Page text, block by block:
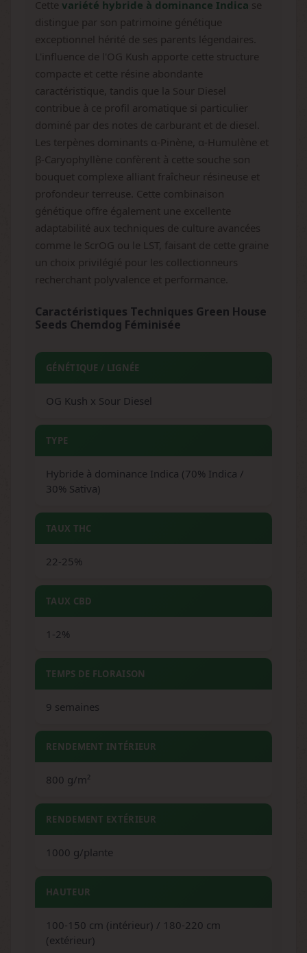
Cette variété hybride à dominance Indica se
distingue par son patrimoine génétique
exceptionnel hérité de ses parents légendaires.
L'influence de l'OG Kush apporte cette structure
compacte et cette résine abondante
caractéristique, tandis que la Sour Diesel
contribue à ce profil aromatique si particulier
dominé par des notes de carburant et de diesel.
Les terpènes dominants α-Pinène, α-Humulène et
β-Caryophyllène confèrent à cette souche son
bouquet complexe alliant fraîcheur résineuse et
profondeur terreuse. Cette combinaison
génétique offre également une excellente
adaptabilité aux techniques de culture avancées
comme le ScrOG ou le LST, faisant de cette graine
un choix privilégié pour les collectionneurs
recherchant polyvalence et performance.
Caractéristiques Techniques Green House
Seeds Chemdog Féminisée
GÉNÉTIQUE / LIGNÉE
OG Kush x Sour Diesel
TYPE
Hybride à dominance Indica (70% Indica /
30% Sativa)
TAUX THC
22-25%
TAUX CBD
1-2%
TEMPS DE FLORAISON
9 semaines
RENDEMENT INTÉRIEUR
800 g/m²
RENDEMENT EXTÉRIEUR
1000 g/plante
HAUTEUR
100-150 cm (intérieur) / 180-220 cm
(extérieur)